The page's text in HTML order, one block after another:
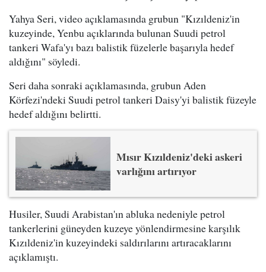
Yahya Seri, video açıklamasında grubun "Kızıldeniz'in
kuzeyinde, Yenbu açıklarında bulunan Suudi petrol
tankeri Wafa'yı bazı balistik füzelerle başarıyla hedef
aldığını" söyledi.
Seri daha sonraki açıklamasında, grubun Aden
Körfezi'ndeki Suudi petrol tankeri Daisy'yi balistik füzeyle
hedef aldığını belirtti.
Mısır Kızıldeniz'deki askeri
varlığını artırıyor
Husiler, Suudi Arabistan'ın abluka nedeniyle petrol
tankerlerini güneyden kuzeye yönlendirmesine karşılık
Kızıldeniz'in kuzeyindeki saldırılarını artıracaklarını
açıklamıştı.